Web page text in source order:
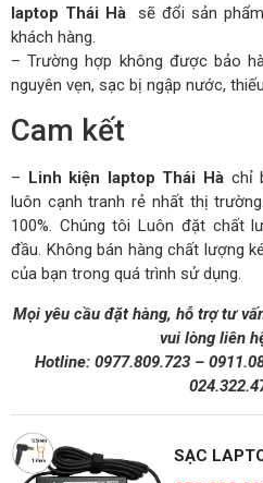
laptop Thái Hàsẽ đổi sản phẩm
khách hàng.
– Trường hợp không được bảo
nguyên vẹn, sạc bị ngập nước,
Cam kết
– Linh kiện laptop Thái Hàchỉ
luôn cạnh tranh rẻ nhất thị
100%. Chúng tôi Luôn đặt chất
đầu. Không bán hàng chất lượng
của bạn trong quá trình sử dụng.
Mọi yêu cầu đặt hàng, hỗ trợ tư
vui lòng liên
Hotline: 0977.809.723–
SẠC